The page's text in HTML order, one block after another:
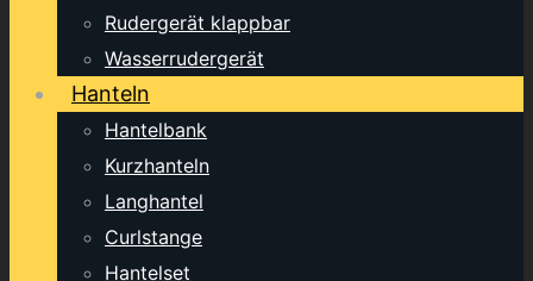
Rudergerät klappbar
Wasserrudergerät
Hanteln
Hantelbank
Kurzhanteln
Langhantel
Curlstange
Hantelset